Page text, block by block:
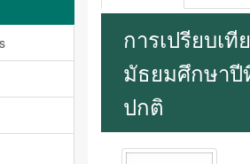
การเปรียบเ
มัธยมศึกษาปี
ปกติ